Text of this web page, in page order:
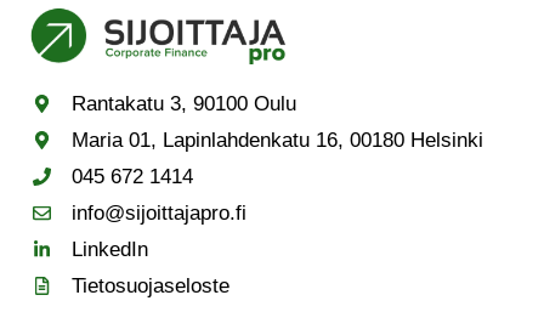
Rantakatu 3, 90100 Oulu
Maria 01, Lapinlahdenkatu 16, 00180 Helsinki
045 672 1414
info@sijoittajapro.fi
LinkedIn
Tietosuojaseloste